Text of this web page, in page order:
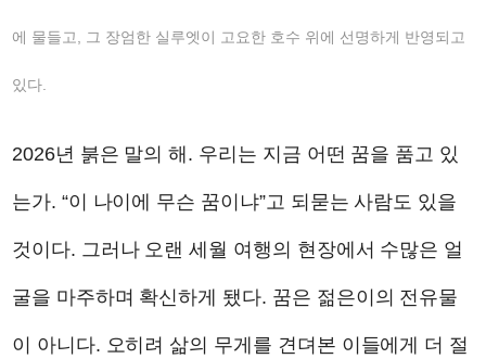
에 물들고, 그 장엄한 실루엣이 고요한 호수 위에 선명하게 반영되고
있다.
2026년 붉은 말의 해. 우리는 지금 어떤 꿈을 품고 있
는가. “이 나이에 무슨 꿈이냐”고 되묻는 사람도 있을
것이다. 그러나 오랜 세월 여행의 현장에서 수많은 얼
굴을 마주하며 확신하게 됐다. 꿈은 젊은이의 전유물
이 아니다. 오히려 삶의 무게를 견뎌본 이들에게 더 절